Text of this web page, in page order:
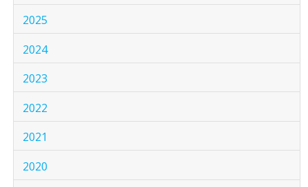
2025
2024
2023
2022
2021
2020